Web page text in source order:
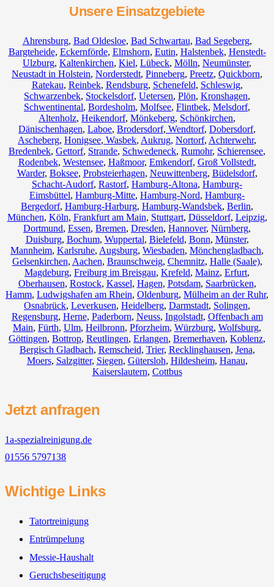
Unsere Einsatzgebiete
Ahrensburg, Bad Oldesloe, Bad Schwartau, Bad Segeberg,
Bargteheide, Eckernförde, Elmshorn, Eutin, Halstenbek, Henstedt-
Ulzburg, Kaltenkirchen, Kiel, Lübeck, Mölln, Neumünster,
Neustadt in Holstein, Norderstedt, Pinneberg, Preetz, Quickborn,
Ratekau, Reinbek, Rendsburg, Schenefeld, Schleswig,
Schwarzenbek, Stockelsdorf, Uetersen, Plön, Kronshagen,
Schwentinental, Bordesholm, Molfsee, Flintbek, Melsdorf,
Altenholz, Heikendorf, Mönkeberg, Schönkirchen,
Dänischenhagen, Laboe, Brodersdorf, Wendtorf, Dobersdorf,
Ascheberg, Honigsee, Wasbek, Aukrug, Nortorf, Achterwehr,
Bredenbek, Gettorf, Strande, Schwedeneck, Rumohr, Schierensee,
Rodenbek, Westensee, Haßmoor, Emkendorf, Groß Vollstedt,
Warder, Boksee, Probsteierhagen, Neuwittenberg, Büdelsdorf,
Schacht-Audorf, Rastorf, Hamburg-Altona, Hamburg-
Eimsbüttel, Hamburg-Mitte, Hamburg-Nord, Hamburg-
Bergedorf, Hamburg-Harburg, Hamburg-Wandsbek, Berlin,
München, Köln, Frankfurt am Main, Stuttgart, Düsseldorf, Leipzig,
Dortmund, Essen, Bremen, Dresden, Hannover, Nürnberg,
Duisburg, Bochum, Wuppertal, Bielefeld, Bonn, Münster,
Mannheim, Karlsruhe, Augsburg, Wiesbaden, Mönchengladbach,
Gelsenkirchen, Aachen, Braunschweig, Chemnitz⁠, Halle (Saale),
Magdeburg, Freiburg im Breisgau, Krefeld, Mainz, Erfurt,
Oberhausen, Rostock, Kassel, Hagen, Potsdam, Saarbrücken,
Hamm, Ludwigshafen am Rhein, Oldenburg, Mülheim an der Ruhr,
Osnabrück, Leverkusen, Heidelberg, Darmstadt, Solingen,
Regensburg, Herne, Paderborn, Neuss, Ingolstadt, Offenbach am
Main, Fürth, Ulm, Heilbronn, Pforzheim, Würzburg, Wolfsburg,
Göttingen, Bottrop, Reutlingen, Erlangen, Bremerhaven, Koblenz,
Bergisch Gladbach, Remscheid, Trier, Recklinghausen, Jena,
Moers, Salzgitter, Siegen, Gütersloh, Hildesheim, Hanau,
Kaiserslautern, Cottbus
Jetzt anfragen
1a-spezialreinigung.de
01556 5797138
Wichtige Links
Tatortreinigung
Entrümpelung
Messie-Haushalt
Geruchsbeseitigung